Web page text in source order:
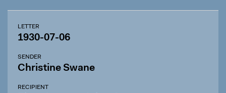
LETTER
1930-07-06
SENDER
Christine Swane
RECIPIENT